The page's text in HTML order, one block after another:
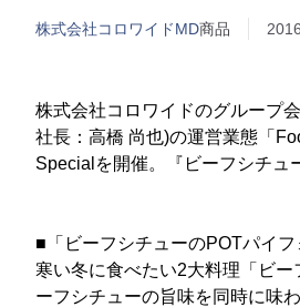
株式会社コロワイドMD商品
株式会社コロワイドのグループ
社長：高橋 尚也)の運営業態「
Specialを開催。『ビーフシチュ
■「ビーフシチューのPOTパイ
寒い冬に食べたい2大料理「ビ
ーフシチューの旨味を同時に味